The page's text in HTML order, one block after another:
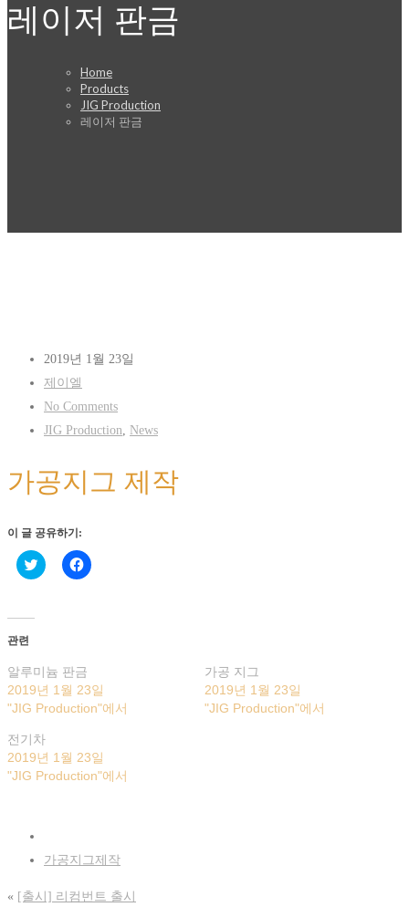
레이저 판금
Home
Products
JIG Production
레이저 판금
2019년 1월 23일
제이엘
No Comments
JIG Production
News
가공지그 제작
이 글 공유하기:
트
위
창
에
서
열
림)
페
이
면
클
릭
하
세
창
에
서
관련
알루미늄 판금
2019년 1월 23일
"JIG Production"에서
가공 지그
2019년 1월 23일
"JIG Production"에서
전기차
2019년 1월 23일
"JIG Production"에서
가공지그제작
« [출시] 리컴번트 출시